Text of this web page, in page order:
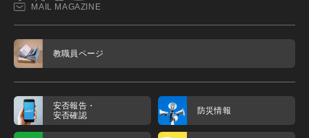
MAIL MAGAZINE
教職員ページ
安否報告・
安否確認
防災情報